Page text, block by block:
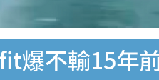
爆不輸15年